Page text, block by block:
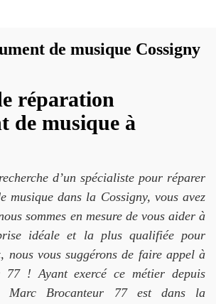
de musique Cossigny
réparation
de musique à
d’un spécialiste pour réparer
musique dans la Cossigny, vous avez
sommes en mesure de vous aider à
idéale et la plus qualifiée pour
nous vous suggérons de faire appel à
77 ! Ayant exercé ce métier depuis
Marc Brocanteur 77 est dans la